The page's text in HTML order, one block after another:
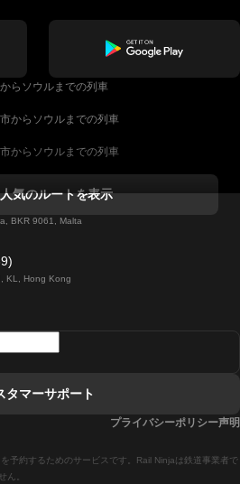
らソウルまでの列車
からソウルまでの列車
からソウルまでの列車
ゴールウェイまでの列車
らナポリまでの列車
からセビリアまでの列車
気のルートを表示
BKR 9061, Malta
KL, Hong Kong
予約するためのサービスです。Rail Ninjaは鉄道事業者で
ん。
タマーサポート
プライバシーポリシー声明